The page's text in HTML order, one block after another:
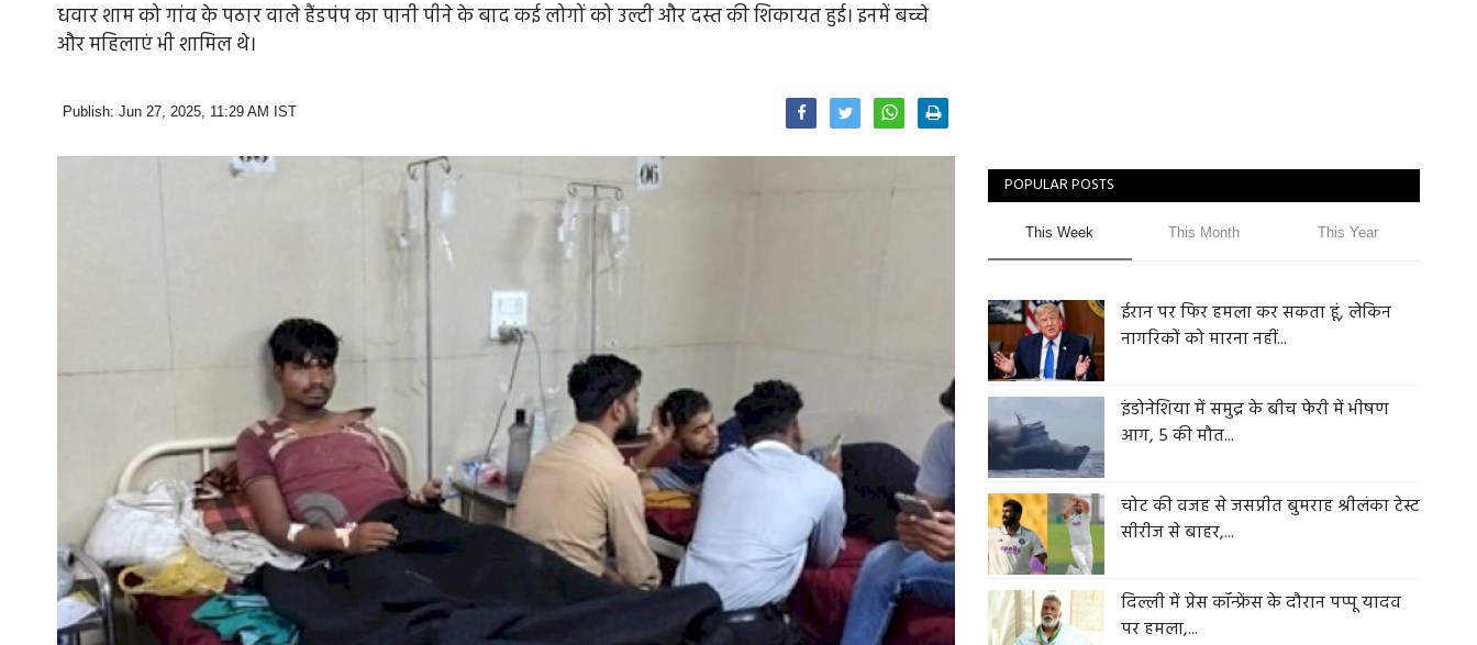
धवार शाम को गांव के पठार वाले हैंडपंप का पानी पीने के बाद कई लोगों को उल्टी और दस्त की शिकायत हुई। इनमें बच्चे
और महिलाएं भी शामिल थे।
Publish: Jun 27, 2025, 11:29 AM IST
POPULAR POSTS
This Week This Month This Year
ईरान पर फिर हमला कर सकता हूं, लेकिन
नागरिकों को मारना नहीं...
इंडोनेशिया में समुद्र के बीच फेरी में भीषण
आग, 5 की मौत...
चोट की वजह से जसप्रीत बुमराह श्रीलंका टेस्ट
सीरीज से बाहर,...
दिल्ली में प्रेस कॉन्फ्रेंस के दौरान पप्पू यादव
पर हमला,...